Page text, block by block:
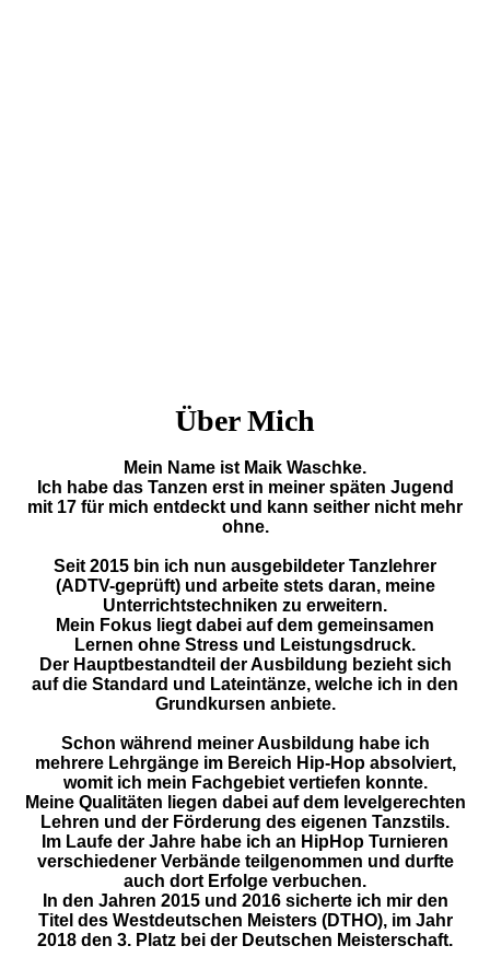
Über Mich
Mein Name ist Maik Waschke.
Ich habe das Tanzen erst in meiner späten Jugend
mit 17 für mich entdeckt und kann seither nicht mehr
ohne.
Seit 2015 bin ich nun ausgebildeter Tanzlehrer
(ADTV-geprüft) und arbeite stets daran, meine
Unterrichtstechniken zu erweitern.
Mein Fokus liegt dabei auf dem gemeinsamen
Lernen ohne Stress und Leistungsdruck.
Der Hauptbestandteil der Ausbildung bezieht sich
auf die Standard und Lateintänze, welche ich in den
Grundkursen anbiete.
Schon während meiner Ausbildung habe ich
mehrere Lehrgänge im Bereich Hip-Hop absolviert,
womit ich mein Fachgebiet vertiefen konnte.
Meine Qualitäten liegen dabei auf dem levelgerechten
Lehren und der Förderung des eigenen Tanzstils.
Im Laufe der Jahre habe ich an HipHop Turnieren
verschiedener Verbände teilgenommen und durfte
auch dort Erfolge verbuchen.
In den Jahren 2015 und 2016 sicherte ich mir den
Titel des Westdeutschen Meisters (DTHO), im Jahr
2018 den 3. Platz bei der Deutschen Meisterschaft.